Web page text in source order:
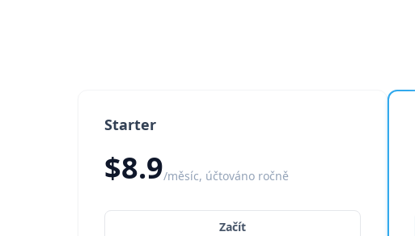
Starter
$8.9/měsíc, účtováno ročně
Začít